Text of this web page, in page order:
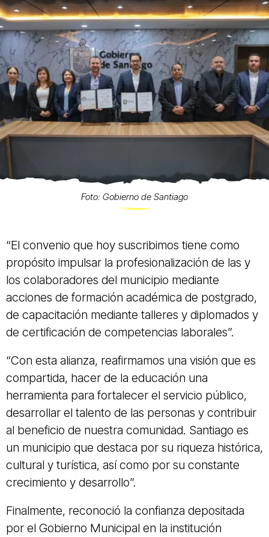
Foto: Gobierno de Santiago
“El convenio que hoy suscribimos tiene como
propósito impulsar la profesionalización de las y
los colaboradores del municipio mediante
acciones de formación académica de postgrado,
de capacitación mediante talleres y diplomados y
de certificación de competencias laborales”.
“Con esta alianza, reafirmamos una visión que es
compartida, hacer de la educación una
herramienta para fortalecer el servicio público,
desarrollar el talento de las personas y contribuir
al beneficio de nuestra comunidad. Santiago es
un municipio que destaca por su riqueza histórica,
cultural y turística, así como por su constante
crecimiento y desarrollo”.
Finalmente, reconoció la confianza depositada
por el Gobierno Municipal en la institución